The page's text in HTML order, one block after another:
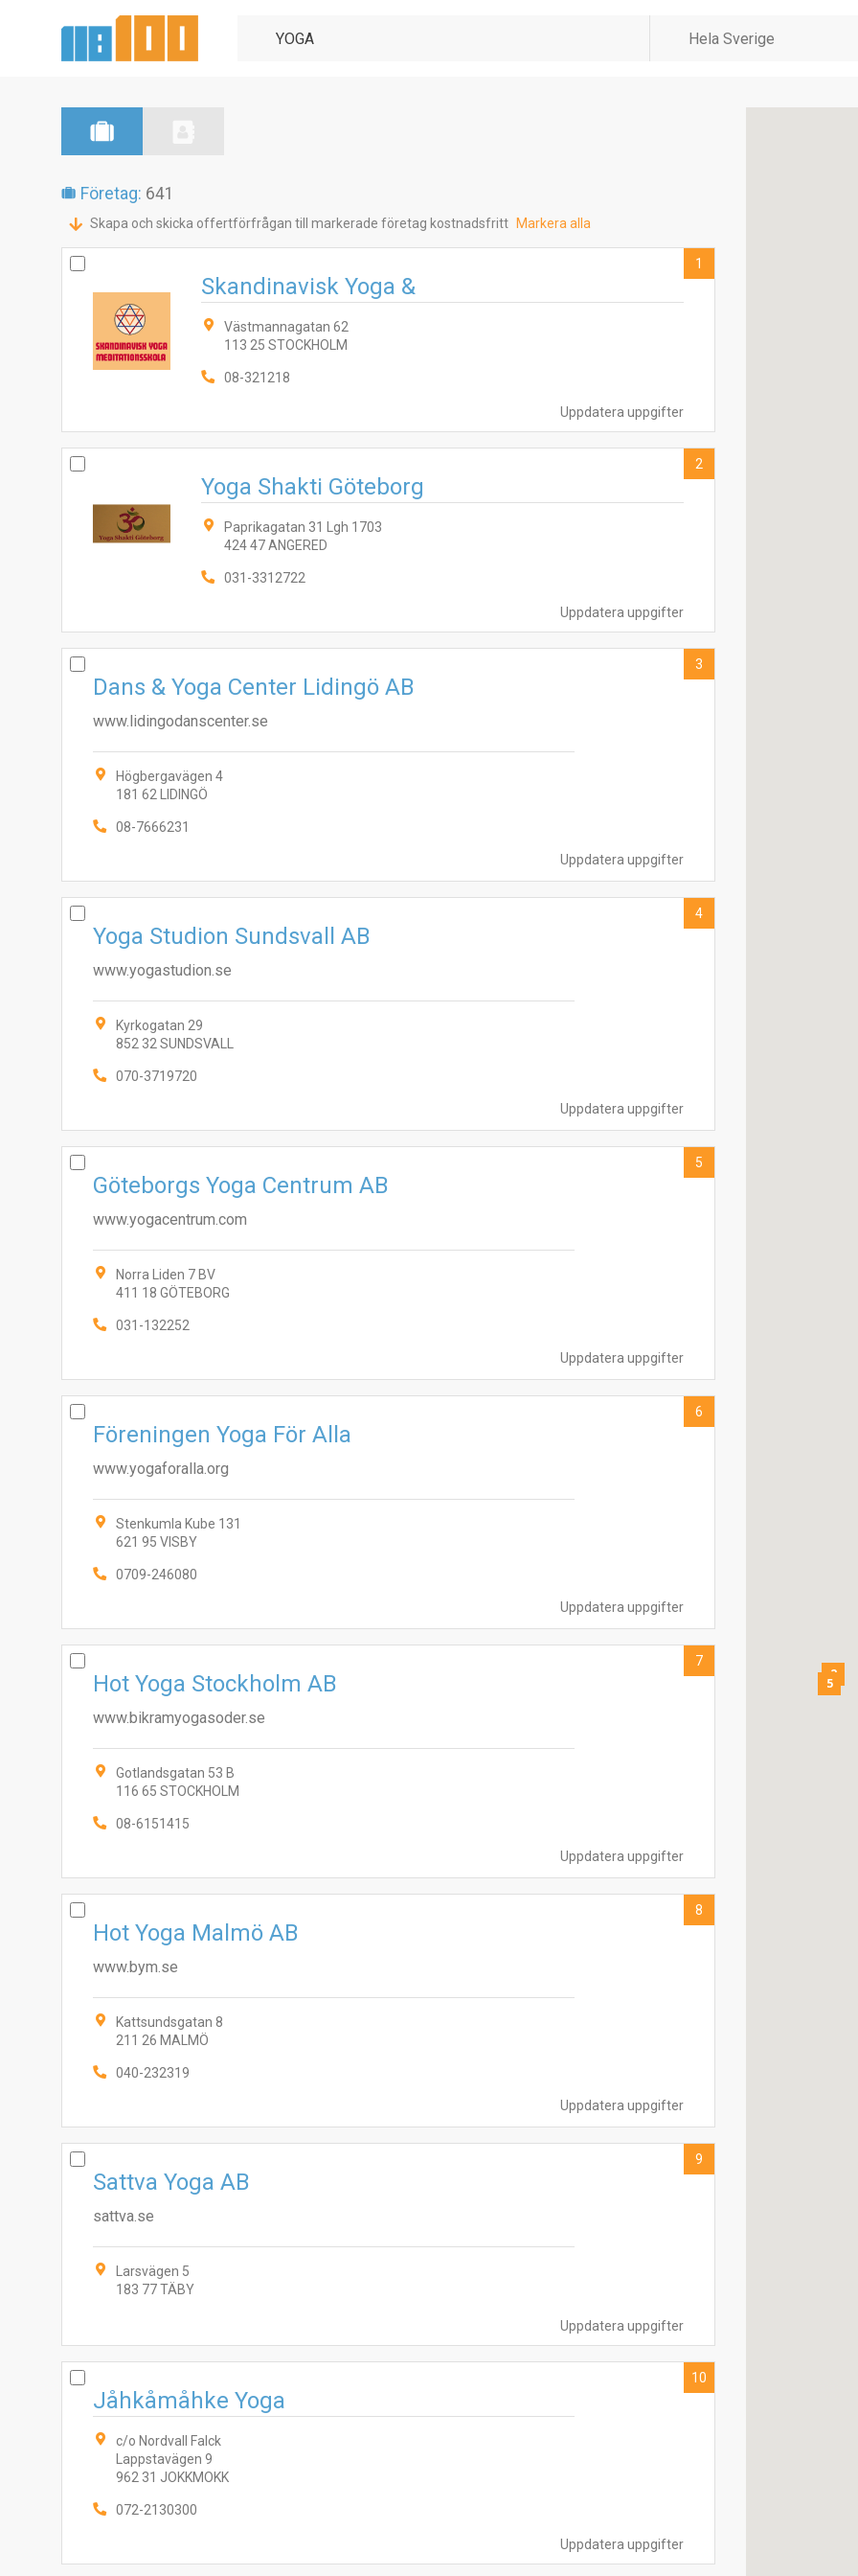
Företag: 641
Skapa och skicka offertförfrågan till markerade företag kostnadsfritt Markera alla
Uppdatera uppgifter
Skandinavisk Yoga &
Västmannagatan 62
113 25 STOCKHOLM
08-321218
1
Uppdatera uppgifter
Yoga Shakti Göteborg
Paprikagatan 31 Lgh 1703
424 47 ANGERED
031-3312722
2
Uppdatera uppgifter
Dans & Yoga Center Lidingö AB
www.lidingodanscenter.se
Högbergavägen 4
181 62 LIDINGÖ
08-7666231
3
Uppdatera uppgifter
Yoga Studion Sundsvall AB
www.yogastudion.se
Kyrkogatan 29
852 32 SUNDSVALL
070-3719720
4
Uppdatera uppgifter
Göteborgs Yoga Centrum AB
www.yogacentrum.com
Norra Liden 7 BV
411 18 GÖTEBORG
031-132252
5
Uppdatera uppgifter
Föreningen Yoga För Alla
www.yogaforalla.org
Stenkumla Kube 131
621 95 VISBY
0709-246080
6
Uppdatera uppgifter
Hot Yoga Stockholm AB
www.bikramyogasoder.se
Gotlandsgatan 53 B
116 65 STOCKHOLM
08-6151415
7
Uppdatera uppgifter
Hot Yoga Malmö AB
www.bym.se
Kattsundsgatan 8
211 26 MALMÖ
040-232319
8
Uppdatera uppgifter
Sattva Yoga AB
sattva.se
Larsvägen 5
183 77 TÄBY
9
Uppdatera uppgifter
Jåhkåmåhke Yoga
c/o Nordvall Falck
Lappstavägen 9
962 31 JOKKMOKK
072-2130300
10
2
5